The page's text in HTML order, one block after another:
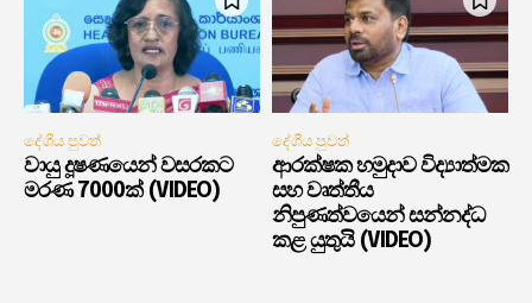
දේශීය පුවත්
වායු දූෂණයෙන් වසරකට
මරණ 7000ක් (VIDEO)
දේශීය පුවත්
ආරක්ෂක හමුදාව විද්‍යාත්මක
සහ වෘත්තීය
නිපුණත්වයෙන් සන්නද්ධ
කළ යුතුයි (VIDEO)